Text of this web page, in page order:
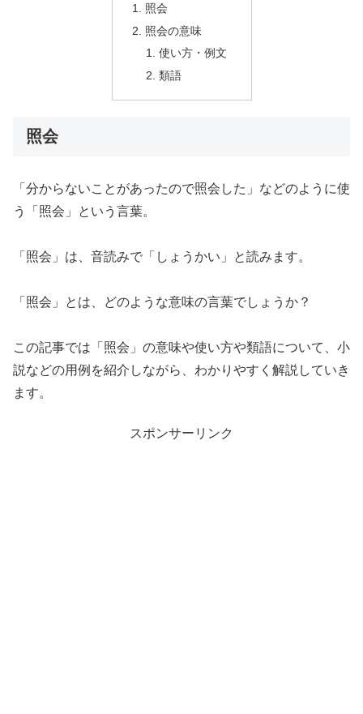
照会
照会の意味
使い方・例文
類語
照会
「分からないことがあったので照会した」などのように使
う「照会」という言葉。
「照会」は、音読みで「しょうかい」と読みます。
「照会」とは、どのような意味の言葉でしょうか？
この記事では「照会」の意味や使い方や類語について、小
説などの用例を紹介しながら、わかりやすく解説していき
ます。
スポンサーリンク